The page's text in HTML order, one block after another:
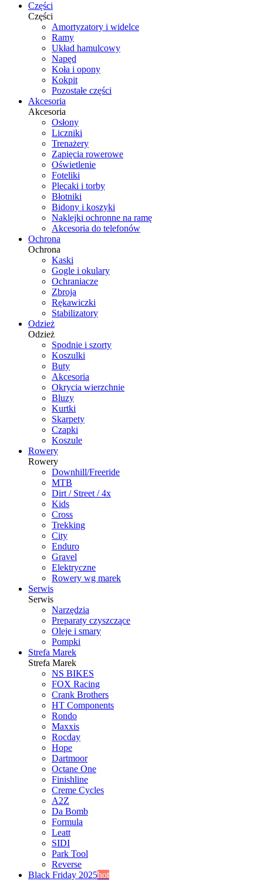
Części
Części
Amortyzatory i widelce
Ramy
Układ hamulcowy
Napęd
Koła i opony
Kokpit
Pozostałe części
Akcesoria
Akcesoria
Osłony
Liczniki
Trenażery
Zapięcia rowerowe
Oświetlenie
Foteliki
Plecaki i torby
Błotniki
Bidony i koszyki
Naklejki ochronne na ramę
Akcesoria do telefonów
Ochrona
Ochrona
Kaski
Gogle i okulary
Ochraniacze
Zbroja
Rękawiczki
Stabilizatory
Odzież
Odzież
Spodnie i szorty
Koszulki
Buty
Akcesoria
Okrycia wierzchnie
Bluzy
Kurtki
Skarpety
Czapki
Koszule
Rowery
Rowery
Downhill/Freeride
MTB
Dirt / Street / 4x
Kids
Cross
Trekking
City
Enduro
Gravel
Elektryczne
Rowery wg marek
Serwis
Serwis
Narzędzia
Preparaty czyszczące
Oleje i smary
Pompki
Strefa Marek
Strefa Marek
NS BIKES
FOX Racing
Crank Brothers
HT Components
Rondo
Maxxis
Rocday
Hope
Dartmoor
Octane One
Finishline
Creme Cycles
A2Z
Da Bomb
Formula
Leatt
SIDI
Park Tool
Reverse
Black Friday 2025hot